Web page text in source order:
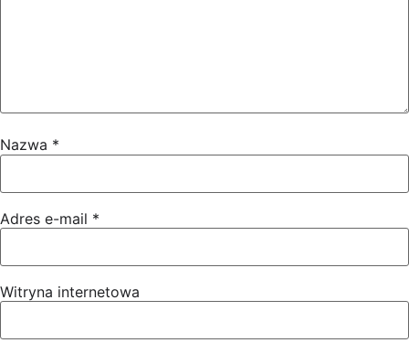
Nazwa *
Adres e-mail *
Witryna internetowa